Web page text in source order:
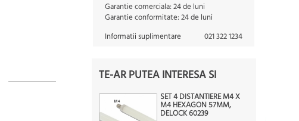
Garantie comerciala:24 de luni
Garantie conformitate:24 de luni
Informatii suplimentare
021 322 1234
TE-AR PUTEA INTERESA SI
SET 4 DISTANTIERE M4 X
M4 HEXAGON 57MM,
DELOCK 60239